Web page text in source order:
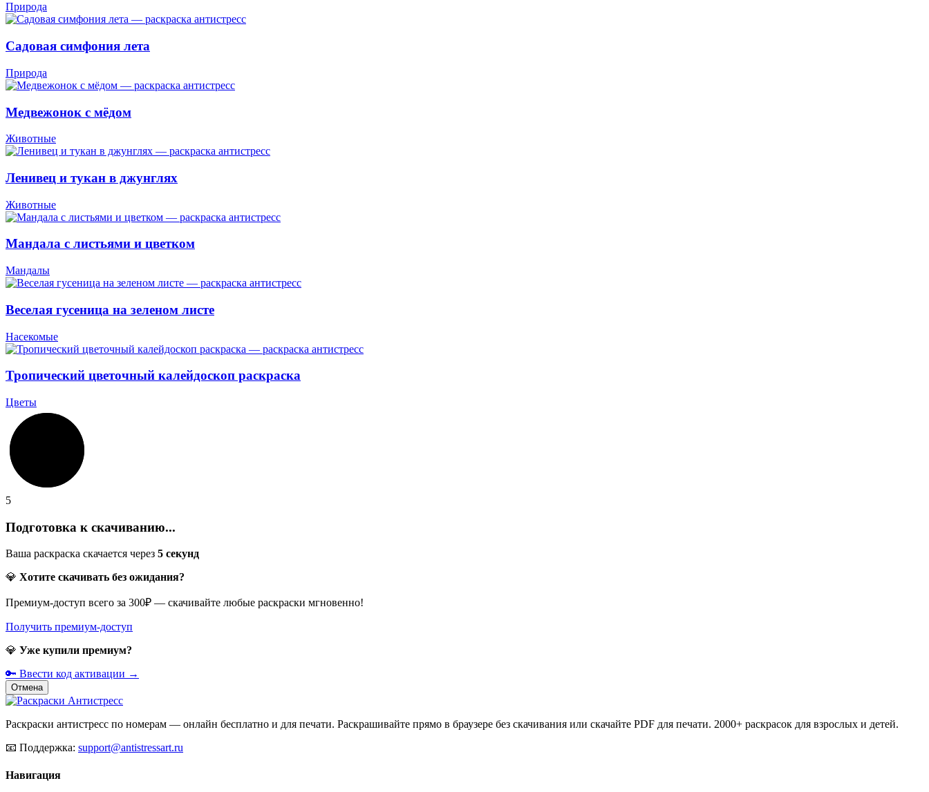
Природа
Садовая симфония лета
Природа
Медвежонок с мёдом
Животные
Ленивец и тукан в джунглях
Животные
Мандала с листьями и цветком
Мандалы
Веселая гусеница на зеленом листе
Насекомые
Тропический цветочный калейдоскоп раскраска
Цветы
5
Подготовка к скачиванию...
Ваша раскраска скачается через 5 секунд
💎 Хотите скачивать без ожидания?
Премиум-доступ всего за 300₽ — скачивайте любые раскраски мгновенно!
Получить премиум-доступ
💎 Уже купили премиум?
🔑 Ввести код активации →
Отмена
Раскраски антистресс по номерам — онлайн бесплатно и для печати. Раскрашивайте прямо в браузере без скачивания или скачайте PDF для печати. 2000+ раскрасок для взрослых и детей.
📧 Поддержка: support@antistressart.ru
Навигация